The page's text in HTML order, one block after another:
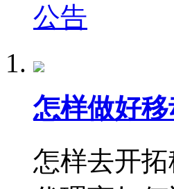
公告
怎样做好
怎样去开